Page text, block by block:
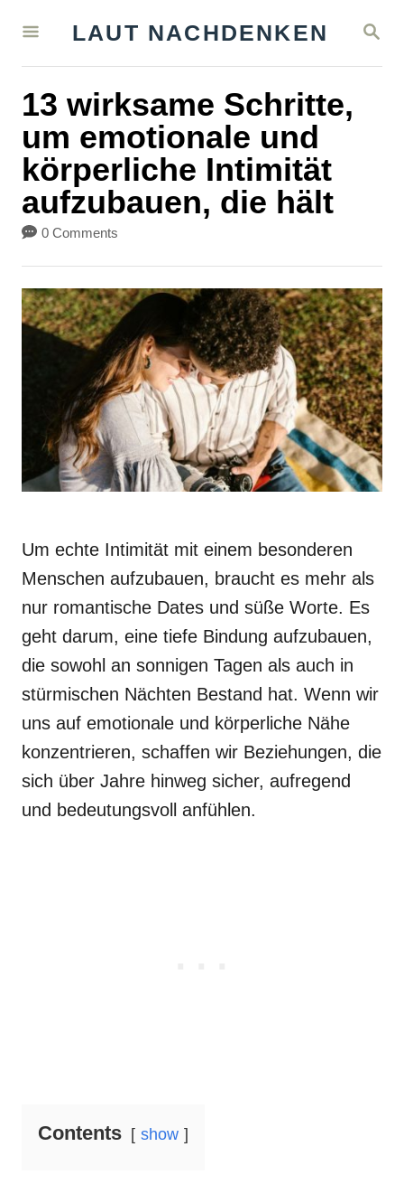
S
A
LAUT NACHDENKEN
13 wirksame Schritte,
um emotionale und
körperliche Intimität
aufzubauen, die hält
0 Comments
Um echte Intimität mit einem besonderen
Menschen aufzubauen, braucht es mehr als
nur romantische Dates und süße Worte. Es
geht darum, eine tiefe Bindung aufzubauen,
die sowohl an sonnigen Tagen als auch in
stürmischen Nächten Bestand hat. Wenn wir
uns auf emotionale und körperliche Nähe
konzentrieren, schaffen wir Beziehungen, die
sich über Jahre hinweg sicher, aufregend
und bedeutungsvoll anfühlen.
Contents show